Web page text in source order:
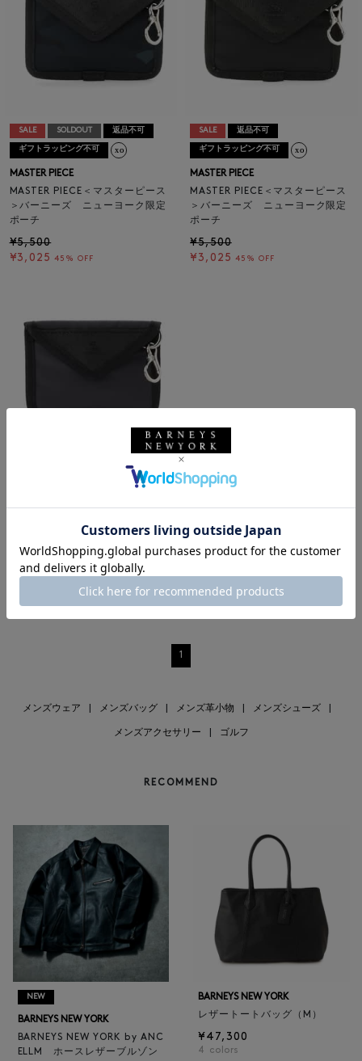
SALE SOLDOUT 返品不可
ギフトラッピング不可
MASTER PIECE
MASTER PIECE＜マスターピース
＞バーニーズ ニューヨーク限定
ポーチ
¥5,500
¥3,025 45% OFF
SALE 返品不可
ギフトラッピング不可
MASTER PIECE
MASTER PIECE＜マスターピース
＞バーニーズ ニューヨーク限定
ポーチ
¥5,500
¥3,025 45% OFF
MASTER PIECE
MASTER PIECE＜マスターピース
ポーチ
¥5,500
45% OFF
1
メンズウェア メンズバッグ メンズ革小物 メンズシューズ
メンズアクセサリー ゴルフ
RECOMMEND
NEW
BARNEYS NEW YORK
BARNEYS NEW YORK by ANC
ELLM ホースレザーブルゾン
BARNEYS NEW YORK
レザートートバッグ（M）
¥47,300
4 colors